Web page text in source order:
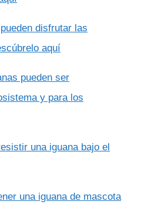
disfrutar las
aquí
pueden ser
y para los
una iguana bajo el
una iguana de mascota